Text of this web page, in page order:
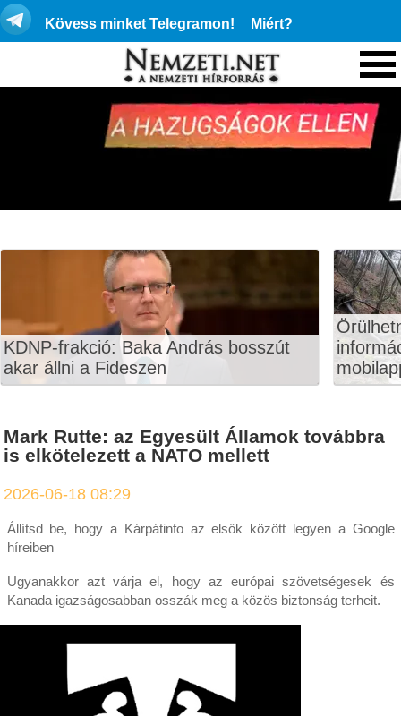
Kövess minket Telegramon! Miért?
KDNP-frakció: Baka András bosszút
akar állni a Fideszen
Mark Rutte: az Egyesült Államok továbbra
is elkötelezett a NATO mellett
2026-06-18 08:29
Állítsd be, hogy a Kárpátinfo az elsők között legyen a Google
híreiben
Ugyanakkor azt várja el, hogy az európai szövetségesek és
Kanada igazságosabban osszák meg a közös biztonság terheit.